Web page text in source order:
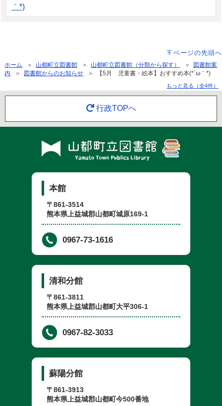
｀*)
ページの先頭へ
ホーム ＞ 山都町立図書館 ＞ 山都町立図書館（分類から探す） ＞
図書館案
内
＞ 図書館からのお知らせ ＞ 【5月 児童書・絵本】おすすめ本(*´ω｀*)
もっと見る（全4件）
行政TOPへ
本館
〒861-3514
熊本県上益城郡山都町城原169-1
0967-73-1616
清和分館
〒861-3811
熊本県上益城郡山都町大平306-1
0967-82-3033
蘇陽分館
〒861-3913
熊本県上益城郡山都町今500番地